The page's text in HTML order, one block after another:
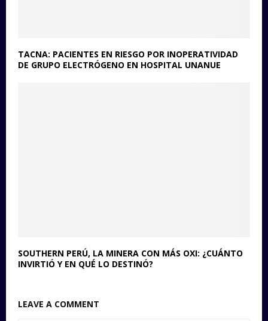
TACNA: PACIENTES EN RIESGO POR INOPERATIVIDAD
DE GRUPO ELECTRÓGENO EN HOSPITAL UNANUE
SOUTHERN PERÚ, LA MINERA CON MÁS OXI: ¿CUÁNTO
INVIRTIÓ Y EN QUÉ LO DESTINÓ?
LEAVE A COMMENT